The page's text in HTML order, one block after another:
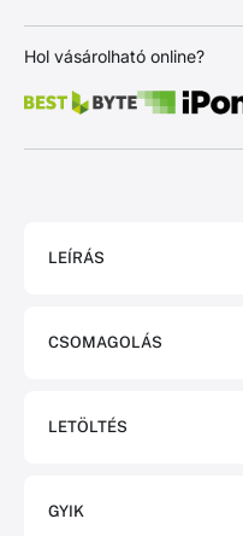
Hol vásárolható online?
LEÍRÁS
CSOMAGOLÁS
LETÖLTÉS
GYIK